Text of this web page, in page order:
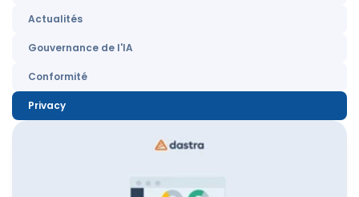
Actualités
Gouvernance de l'IA
Conformité
Privacy